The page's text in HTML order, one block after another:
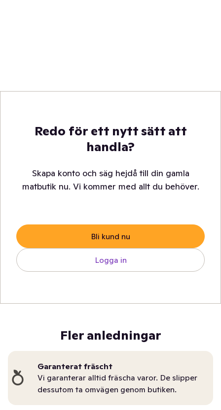
Redo för ett nytt sätt att
handla?
Skapa konto och säg hejdå till din gamla
matbutik nu. Vi kommer med allt du behöver.
Bli kund nu
Logga in
Fler anledningar
Garanterat fräscht
Vi garanterar alltid fräscha varor. De slipper
dessutom ta omvägen genom butiken.